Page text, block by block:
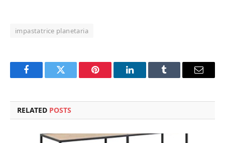
impastatrice planetaria
FacebookTwitter Pinterest LinkedInTumblr Email
RELATED POSTS